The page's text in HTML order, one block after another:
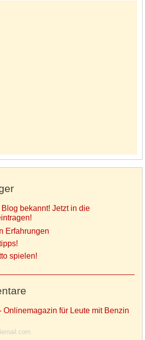
bekannt! Jetzt in die
Erfahrungen
spielen!
Onlinemagazin für Leute mit Benzin